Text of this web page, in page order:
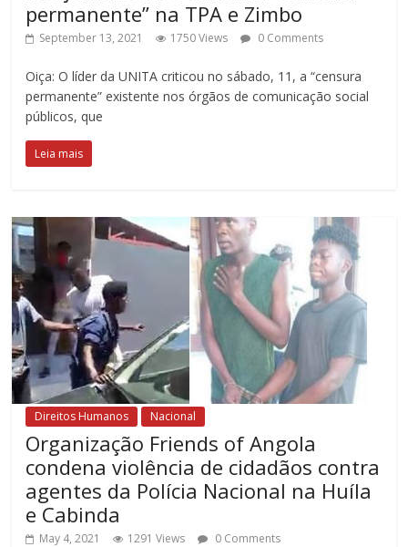
permanente” na TPA e Zimbo
September 13, 2021 1750 Views 0 Comments
Oiça: O líder da UNITA criticou no sábado, 11, a “censura
permanente” existente nos órgãos de comunicação social
públicos, que
Leia mais
Direitos Humanos Nacional
Organização Friends of Angola
condena violência de cidadãos contra
agentes da Polícia Nacional na Huíla
e Cabinda
May 4, 2021 1291 Views 0 Comments